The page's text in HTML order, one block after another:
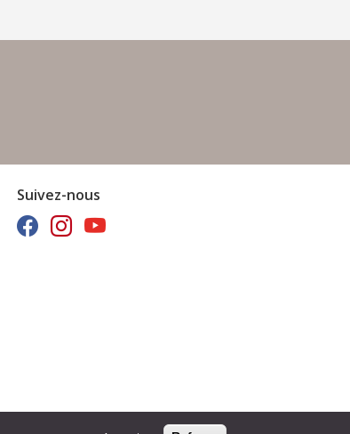
Suivez-nous